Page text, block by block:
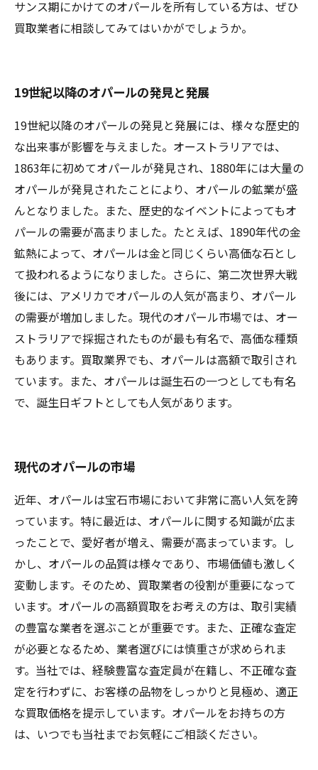
サンス期にかけてのオパールを所有している方は、ぜひ
買取業者に相談してみてはいかがでしょうか。
19世紀以降のオパールの発見と発展
19世紀以降のオパールの発見と発展には、様々な歴史的
な出来事が影響を与えました。オーストラリアでは、
1863年に初めてオパールが発見され、1880年には大量の
オパールが発見されたことにより、オパールの鉱業が盛
んとなりました。また、歴史的なイベントによってもオ
パールの需要が高まりました。たとえば、1890年代の金
鉱熱によって、オパールは金と同じくらい高価な石とし
て扱われるようになりました。さらに、第二次世界大戦
後には、アメリカでオパールの人気が高まり、オパール
の需要が増加しました。現代のオパール市場では、オー
ストラリアで採掘されたものが最も有名で、高価な種類
もあります。買取業界でも、オパールは高額で取引され
ています。また、オパールは誕生石の一つとしても有名
で、誕生日ギフトとしても人気があります。
現代のオパールの市場
近年、オパールは宝石市場において非常に高い人気を誇
っています。特に最近は、オパールに関する知識が広ま
ったことで、愛好者が増え、需要が高まっています。し
かし、オパールの品質は様々であり、市場価値も激しく
変動します。そのため、買取業者の役割が重要になって
います。オパールの高額買取をお考えの方は、取引実績
の豊富な業者を選ぶことが重要です。また、正確な査定
が必要となるため、業者選びには慎重さが求められま
す。当社では、経験豊富な査定員が在籍し、不正確な査
定を行わずに、お客様の品物をしっかりと見極め、適正
な買取価格を提示しています。オパールをお持ちの方
は、いつでも当社までお気軽にご相談ください。